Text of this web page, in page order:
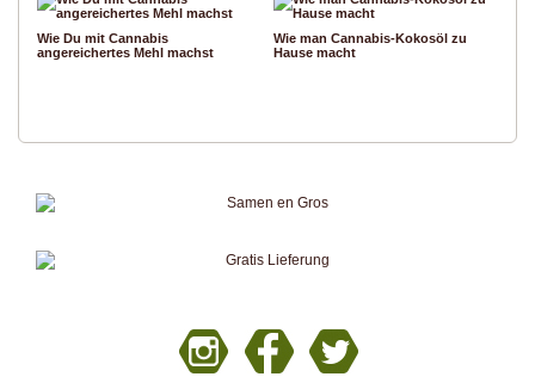
Wie Du mit Cannabis
angereichertes Mehl machst
Wie man Cannabis-Kokosöl zu
Hause macht